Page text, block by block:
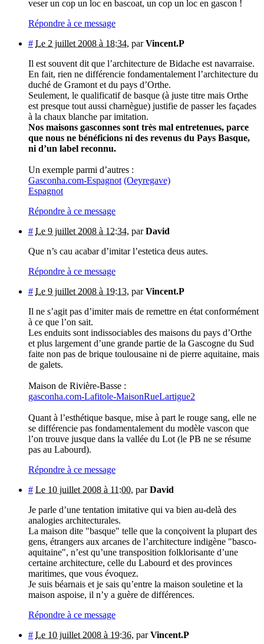
veser un cop un loc en bascoat, un cop un loc en gascon !
Répondre à ce message
# Le 2 juillet 2008 à 18:34, parVincent.P
Il est souvent dit que l’architecture de Bidache est navarraise.
En fait, rien ne différencie fondamentalement l’architecture du
duché de Gramont et du pays d’Orthe.
Seulement, le qualificatif de basque (à juste titre mais Orthe
est presque tout aussi charnègue) justifie de passer les façades
à la chaux blanche par imitation.
Nos maisons gasconnes sont très mal entretenues, parce
que nous ne bénéficions ni des revenus du Pays Basque,
ni d’un label reconnu.
Un exemple parmi d’autres :
Gasconha.com-Espagnot (Oeyregave)
Espagnot
Répondre à ce message
# Le 9 juillet 2008 à 12:34, parDavid
Que n’s cau acabar d’imitar l’estetica deus autes.
Répondre à ce message
# Le 9 juillet 2008 à 19:13, parVincent.P
Il ne s’agit pas d’imiter mais de remettre en état conformément
à ce que l’on sait.
Les enduits sont indissociables des maisons du pays d’Orthe
et plus largement d’une grande partie de la Gascogne du Sud
faite non pas de brique toulousaine ni de pierre aquitaine, mais
de galets.
Maison de Rivière-Basse :
gasconha.com-Lafitole-MaisonRueLartigue2
Quant à l’esthétique basque, mise à part le rouge sang, elle ne
se différencie pas fondamentalement du modèle vascon que
l’on trouve jusque dans la vallée du Lot (le PB ne se résume
pas au Labourd).
Répondre à ce message
# Le 10 juillet 2008 à 11:00, parDavid
Je parle d’une tentation imitative qui va bien au-delà des
analogies architecturales.
La maison dite "basque" telle que la conçoivent la plupart des
gens, étrangers aux arcanes de l’architecture indigène "basco-
aquitaine", n’est qu’une transposition folklorisante d’une
certaine architecture, celle du Labourd et des provinces
maritimes, que vous évoquez.
Je suis béarnais et je sais qu’entre la maison souletine et la
maison aspoise, il n’y a guère de différences.
Répondre à ce message
# Le 10 juillet 2008 à 19:36, parVincent.P